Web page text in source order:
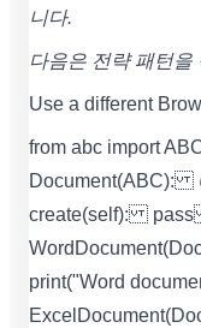
니다.
다음은 전략 패턴을
Use a different
from abc import
Document(ABC):
create(self):
print("Word